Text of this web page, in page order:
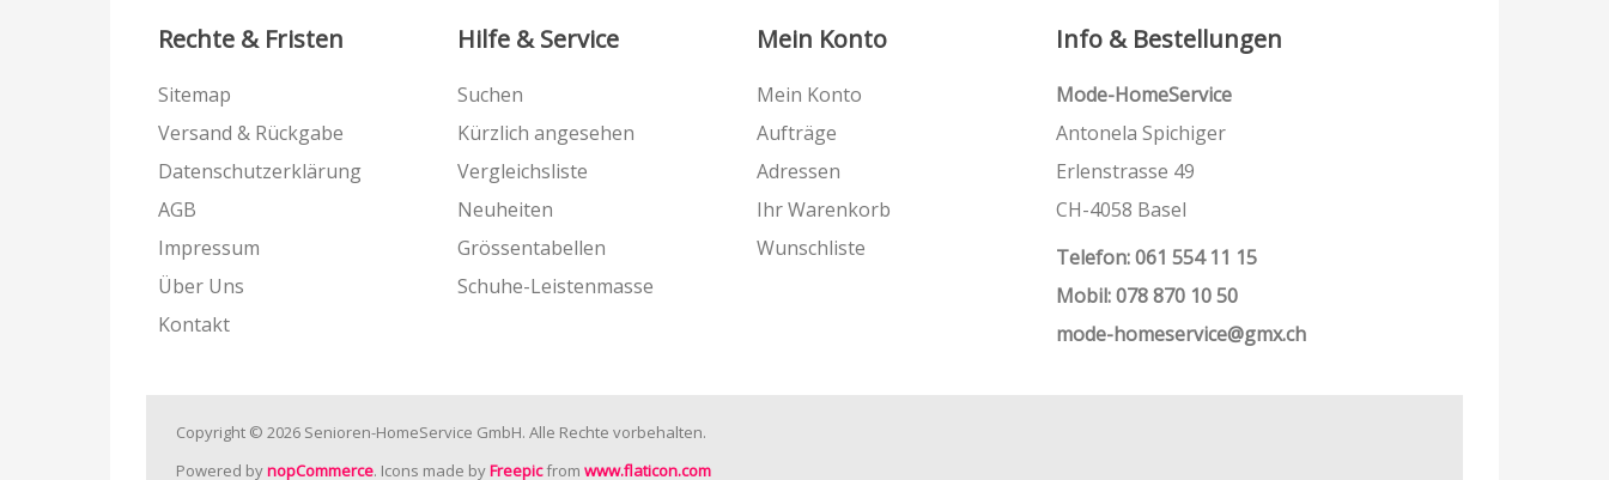
Rechte & Fristen
Sitemap
Versand & Rückgabe
Datenschutzerklärung
AGB
Impressum
Über Uns
Kontakt
Hilfe & Service
Suchen
Kürzlich angesehen
Vergleichsliste
Neuheiten
Grössentabellen
Schuhe-Leistenmasse
Mein Konto
Mein Konto
Aufträge
Adressen
Ihr Warenkorb
Wunschliste
Info & Bestellungen
Mode-HomeService
Antonela Spichiger
Erlenstrasse 49
CH-4058 Basel
Telefon: 061 554 11 15
Mobil: 078 870 10 50
mode-homeservice@gmx.ch
Copyright © 2026 Senioren-HomeService GmbH. Alle Rechte vorbehalten.
Powered bynopCommerce. Icons made byFreepicfrom www.flaticon.com